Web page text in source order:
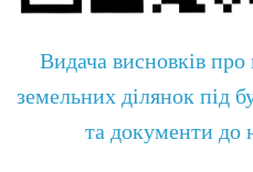
Видача висновків про
земельних ділянок під
та документи до